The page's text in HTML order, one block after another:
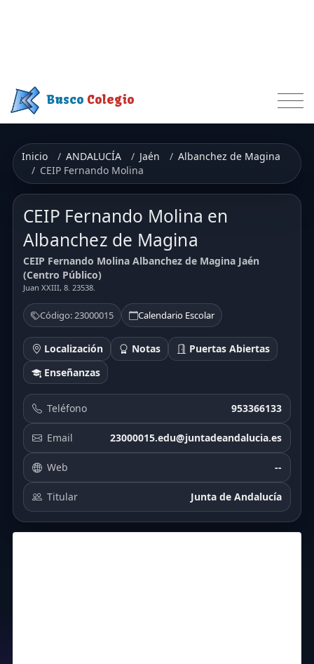
Busco Colegio
Inicio ANDALUCÍA Jaén
Albanchez de Magina
CEIP Fernando Molina
CEIP Fernando Molina en
Albanchez de Magina
CEIP Fernando Molina Albanchez de Magina Jaén
(Centro Público)
Juan XXIII, 8. 23538.
Código: 23000015 Calendario Escolar
Localización Notas
Puertas Abiertas
Enseñanzas
Teléfono 953366133
Email 23000015.edu@juntadeandalucia.es
Web --
Titular Junta de Andalucía